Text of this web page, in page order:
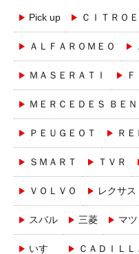
Pick up ＣＩＴＲＯ
ＡＬＦＡＲＯＭＥＯ
ＭＡＳＥＲＡＴＩ
ＭＥＲＣＥＤＥＳ ＢＥＮ
ＰＥＵＧＥＯＴ Ｒ
ＳＭＡＲＴ ＴＶＲ
ＶＯＬＶＯ レクサス
スバル 三菱 マ
いすゞ ＣＡＤＩＬＬ